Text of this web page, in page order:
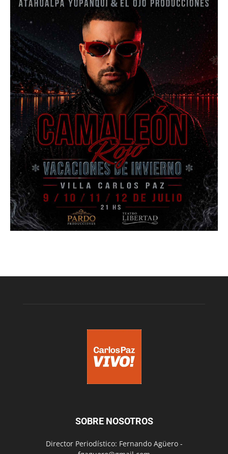
SOBRE NOSOTROS
Director Periodístico: Fernando Agüero -